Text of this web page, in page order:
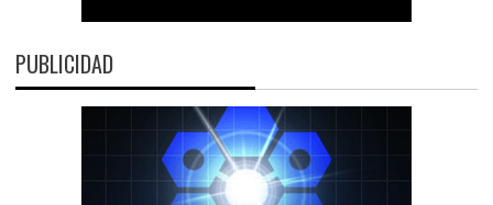
PUBLICIDAD